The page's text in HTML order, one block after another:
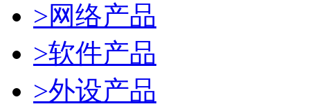
>网络产品
>软件产品
>外设产品